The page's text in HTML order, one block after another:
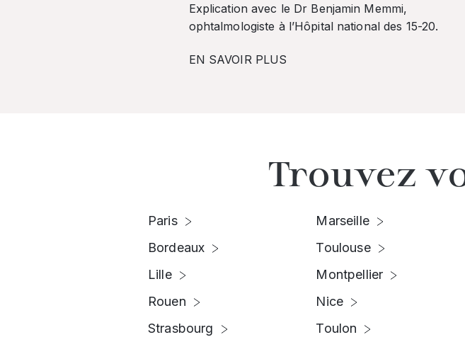
Explication avec le Dr Benjamin Memmi,
ophtalmologiste à l’Hôpital national des 15-20.
EN SAVOIR PLUS
Trouvez
Paris
Bordeaux
Lille
Rouen
Strasbourg
Marseille
Toulouse
Montpellier
Nice
Toulon